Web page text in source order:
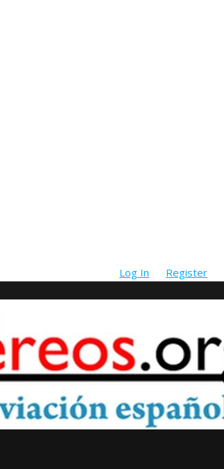
Log In Register